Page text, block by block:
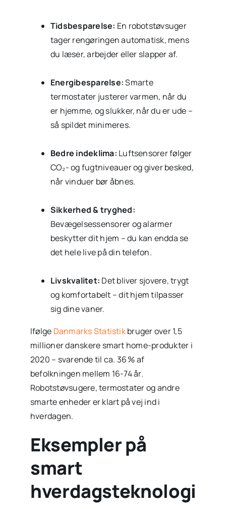
Tidsbesparelse: En robotstøvsuger
tager rengøringen automatisk, mens
du læser, arbejder eller slapper af.
Energibesparelse:Smarte
termostater justerer varmen, når du
er hjemme, og slukker, når du er ude –
så spildet minimeres.
Bedre indeklima: Luftsensorer følger
CO₂- og fugtniveauer og giver besked,
når vinduer bør åbnes.
Sikkerhed & tryghed:
Bevægelsessensorer og alarmer
beskytter dit hjem – du kan endda se
det hele live på din telefon.
Livskvalitet: Det bliver sjovere, trygt
og komfortabelt – dit hjem tilpasser
sig dine vaner.
Ifølge Danmarks Statistikbruger over 1,5
millioner danskere smart home-produkter i
2020 – svarende til ca. 36 % af
befolkningen mellem 16-74 år.
Robotstøvsugere, termostater og andre
smarte enheder er klart på vej ind i
hverdagen.
Eksempler på
smart
hverdagsteknologi